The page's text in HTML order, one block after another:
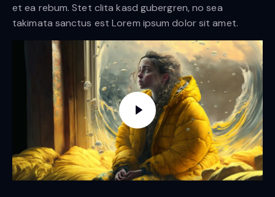
et ea rebum. Stet clita kasd gubergren, no sea
takimata sanctus est Lorem ipsum dolor sit amet.